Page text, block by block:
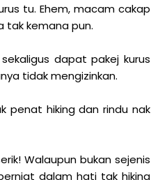
tu. Ehem, macam cakap
tak kemana pun.
dapat pakej kurus
tidak mengizinkan.
penat hiking dan rindu nak
Walaupun bukan sejenis
dalam hati tak hiking